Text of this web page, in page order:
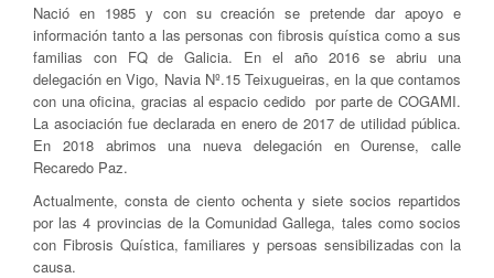
Nació en 1985 y con su creación se pretende dar apoyo e
información tanto a las personas con fibrosis quística como a sus
familias con FQ de Galicia. En el año 2016 se abriu una
delegación en Vigo, Navia Nº.15 Teixugueiras, en la que contamos
con una oficina, gracias al espacio cedido por parte de COGAMI.
La asociación fue declarada en enero de 2017 de utilidad pública.
En 2018 abrimos una nueva delegación en Ourense, calle
Recaredo Paz.
Actualmente, consta de ciento ochenta y siete socios repartidos
por las 4 provincias de la Comunidad Gallega, tales como socios
con Fibrosis Quística, familiares y persoas sensibilizadas con la
causa.